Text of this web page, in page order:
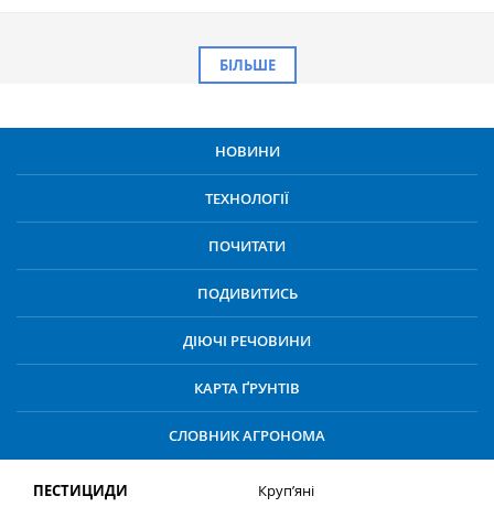
БІЛЬШЕ
НОВИНИ
ТЕХНОЛОГІЇ
ПОЧИТАТИ
ПОДИВИТИСЬ
ДІЮЧІ РЕЧОВИНИ
КАРТА ҐРУНТІВ
СЛОВНИК АГРОНОМА
ПЕСТИЦИДИ
Круп’яні